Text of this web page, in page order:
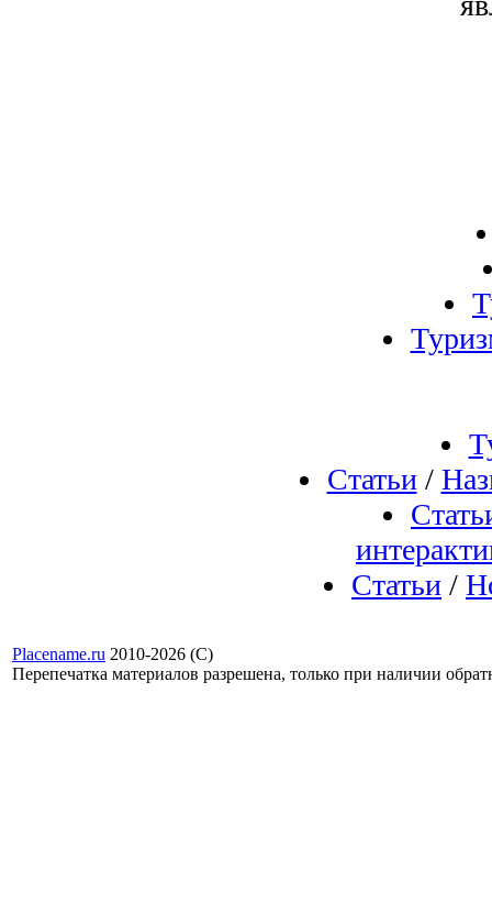
Статьи/
Статьи /
Placename.ru 2010-2026 (С)
Перепечатка материалов разрешена, только при наличии